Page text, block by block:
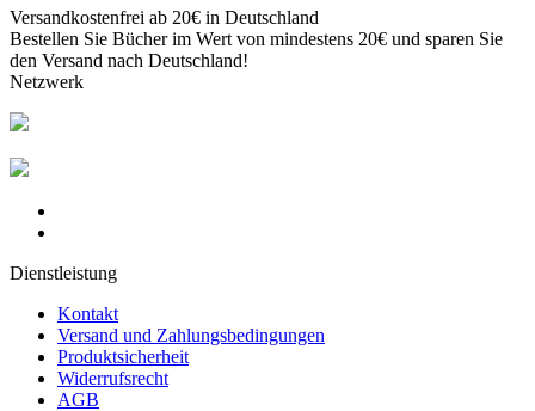
Versandkostenfrei ab 20€ in Deutschland
Bestellen Sie Bücher im Wert von mindestens 20€ und sparen Sie
den Versand nach Deutschland!
Netzwerk
Dienstleistung
Kontakt
Versand und Zahlungsbedingungen
Produktsicherheit
Widerrufsrecht
AGB